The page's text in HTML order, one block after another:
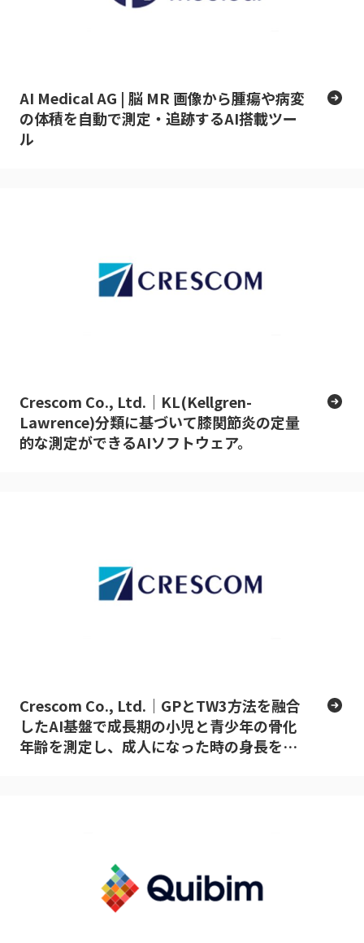
AI Medical AG | 脳 MR 画像から腫瘍や病変
の体積を自動で測定・追跡するAI搭載ツー
ル
Crescom Co., Ltd.｜KL(Kellgren-
Lawrence)分類に基づいて膝関節炎の定量
的な測定ができるAIソフトウェア。
Crescom Co., Ltd.｜GPとTW3方法を融合
したAI基盤で成長期の小児と青少年の骨化
年齢を測定し、成人になった時の身長を予